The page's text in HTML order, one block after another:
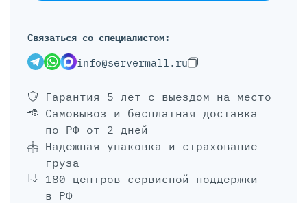
Связаться со специалистом:
info@servermall.ru
Гарантия 5 лет с выездом на место
Самовывоз и бесплатная доставка
по РФ от 2 дней
Надежная упаковка и страхование
груза
180 центров сервисной поддержки
в РФ